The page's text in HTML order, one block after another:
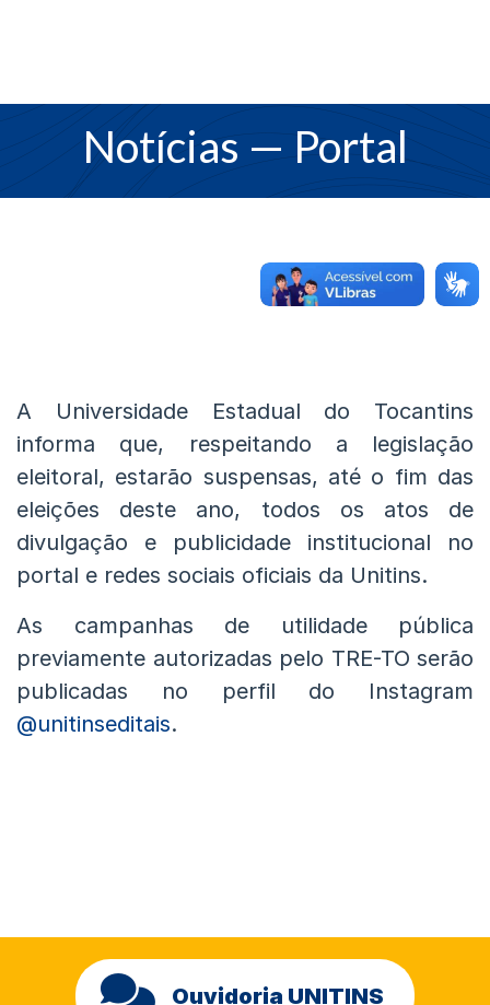
Notícias — Portal
A Universidade Estadual do Tocantins
informa que, respeitando a legislação
eleitoral, estarão suspensas, até o fim das
eleições deste ano, todos os atos de
divulgação e publicidade institucional no
portal e redes sociais oficiais da Unitins.
As campanhas de utilidade pública
previamente autorizadas pelo TRE-TO serão
publicadas no perfil do Instagram
@unitinseditais.
Ouvidoria UNITINS